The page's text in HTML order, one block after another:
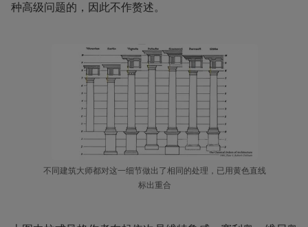
种高级问题的，因此不作赘述。
不同建筑大师都对这一细节做出了相同的处理，已用黄色直线
标出重合